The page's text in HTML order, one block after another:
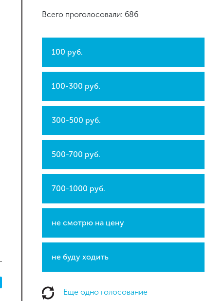
Всего проголосовали: 686
100 руб.
100-300 руб.
300-500 руб.
500-700 руб.
700-1000 руб.
не смотрю на цену
не буду ходить
Еще одно голосование